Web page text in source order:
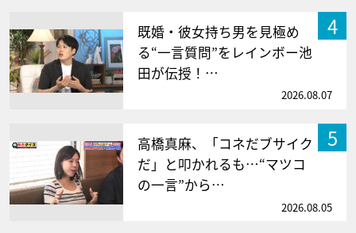
4
既婚・彼女持ち男を見極め
る“一言質問”をレインボー池
田が伝授！…
2026.08.07
5
高橋真麻、「コネだブサイク
だ」と叩かれるも…“マツコ
の一言”から…
2026.08.05